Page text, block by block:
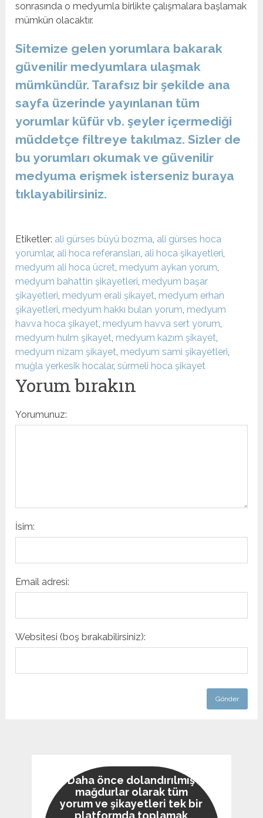
sonrasında o medyumla birlikte çalışmalara başlamak
mümkün olacaktır.
Sitemize gelen yorumlara bakarak
güvenilir medyumlara ulaşmak
mümkündür. Tarafsız bir şekilde ana
sayfa üzerinde yayınlanan tüm
yorumlar küfür vb. şeyler içermediği
müddetçe filtreye takılmaz. Sizler de
bu yorumları okumak ve güvenilir
medyuma erişmek isterseniz buraya
tıklayabilirsiniz.
Etiketler: ali gürses büyü bozma, ali gürses hoca
yorumlar, ali hoca referansları, ali hoca şikayetleri,
medyum ali hoca ücret, medyum aykan yorum,
medyum bahattin şikayetleri, medyum başar
şikayetleri, medyum erali şikayet, medyum erhan
şikayetleri, medyum hakkı bulan yorum, medyum
havva hoca şikayet, medyum havva sert yorum,
medyum hulm şikayet, medyum kazım şikayet,
medyum nizam şikayet, medyum sami şikayetleri,
muğla yerkesik hocalar,sürmeli hoca şikayet
Yorum bırakın
Yorumunuz:
İsim:
Email adresi:
Websitesi (boş bırakabilirsiniz):
Daha önce dolandırılmış
mağdurlar olarak tüm
yorum ve şikayetleri tek bir